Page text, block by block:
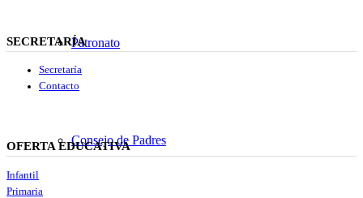
Patronato
Consejo de Padres
SECRETARÍA
Secretaría
Contacto
OFERTA EDUCATIVA
Infantil
Primaria